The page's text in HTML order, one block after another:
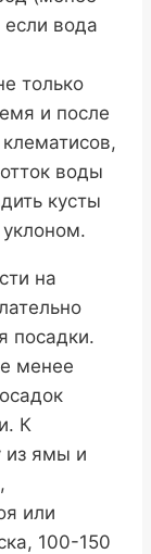
вода
только
и после
воды
кусты
на
посадки.
менее
К
из ямы и
или
100-150